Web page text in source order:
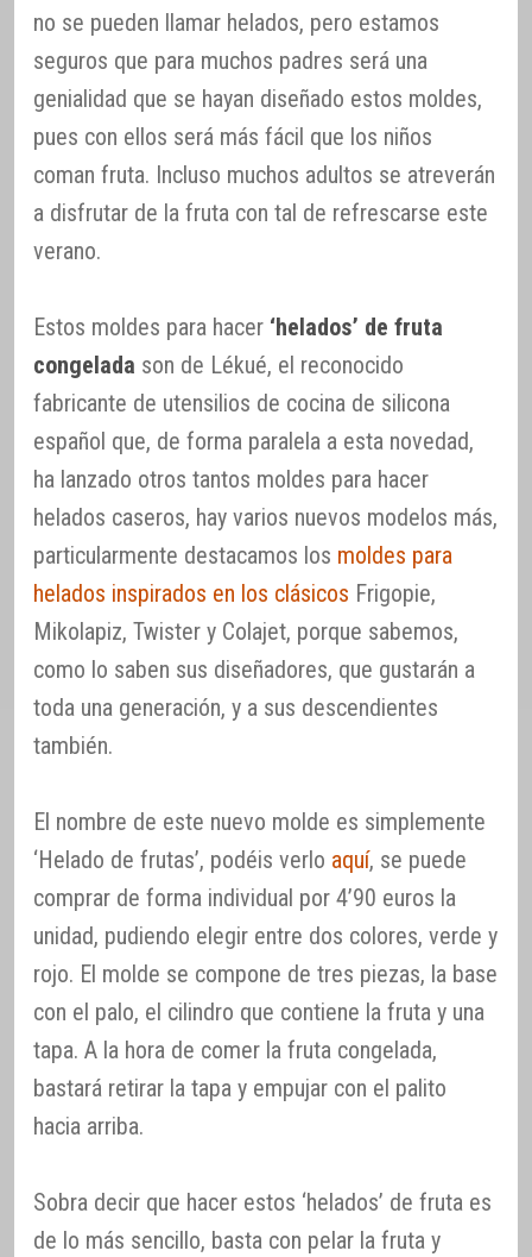
no se pueden llamar helados, pero estamos
seguros que para muchos padres será una
genialidad que se hayan diseñado estos moldes,
pues con ellos será más fácil que los niños
coman fruta. Incluso muchos adultos se atreverán
a disfrutar de la fruta con tal de refrescarse este
verano.
Estos moldes para hacer ‘helados’ de fruta
congelada son de Lékué, el reconocido
fabricante de utensilios de cocina de silicona
español que, de forma paralela a esta novedad,
ha lanzado otros tantos moldes para hacer
helados caseros, hay varios nuevos modelos más,
particularmente destacamos los moldes para
helados inspirados en los clásicos Frigopie,
Mikolapiz, Twister y Colajet, porque sabemos,
como lo saben sus diseñadores, que gustarán a
toda una generación, y a sus descendientes
también.
El nombre de este nuevo molde es simplemente
‘Helado de frutas’, podéis verlo aquí, se puede
comprar de forma individual por 4’90 euros la
unidad, pudiendo elegir entre dos colores, verde y
rojo. El molde se compone de tres piezas, la base
con el palo, el cilindro que contiene la fruta y una
tapa. A la hora de comer la fruta congelada,
bastará retirar la tapa y empujar con el palito
hacia arriba.
Sobra decir que hacer estos ‘helados’ de fruta es
de lo más sencillo, basta con pelar la fruta y